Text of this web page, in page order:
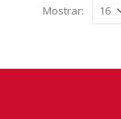
Mostrar: